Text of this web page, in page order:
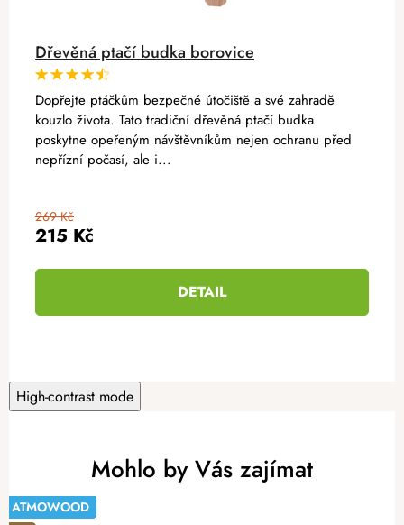
Dřevěná ptačí budka borovice
215 Kč
269 Kč
DETAIL
Dopřejte ptáčkům bezpečné útočiště a své zahradě
kouzlo života. Tato tradiční dřevěná ptačí budka
poskytne opeřeným návštěvníkům nejen ochranu před
nepřízní počasí, ale i...
High-contrast mode
Mohlo by Vás zajímat
ATMOWOOD
-14%
ATMOWOOD
Tip
ATMOWOOD
ATMOWOOD
ATMOWOOD
ATMOWOOD
ATMOWOOD
ATMOWOOD
ATMOWOOD